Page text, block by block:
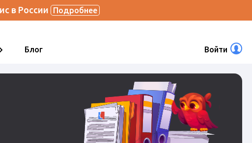
в России Подробнее
Блог Войти